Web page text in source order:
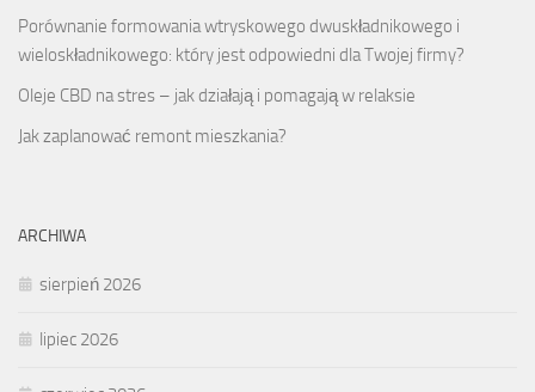
Porównanie formowania wtryskowego dwuskładnikowego i
wieloskładnikowego: który jest odpowiedni dla Twojej firmy?
Oleje CBD na stres – jak działają i pomagają w relaksie
Jak zaplanować remont mieszkania?
ARCHIWA
sierpień 2026
lipiec 2026